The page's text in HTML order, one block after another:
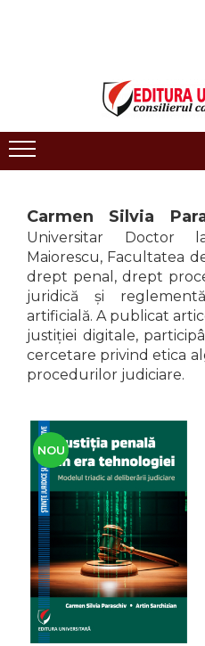
COLECȚII DE CARTE
RELIGIE ȘI FILOSOFIE
ARTE - MULTIMEDIA
SOCIOLOGIE ȘI ȘTIINȚELE
COMUNICĂRII
PSIHOLOGIE
RELAȚII INTERNAȚIONALE ȘI
DIPLOMAȚIE
ȘTIINȚE ALE EDUCAȚIEI
PAMÂNTUL - CASA NOASTRĂ
MEDICINĂ
ȘTIINȚE ECONOMICE
ȘTIINȚE EXACTE
EDUCAȚIE FIZICĂ ȘI SPORT
PREUNIVERSITARIA
TIMP LIBER
ÎN CURS DE APARIȚIE
NOUTĂȚI
PACHETE DE STUDIU
PROMOȚIILE LUNII
Filologie
Religie și filosofie
Arte și multimedia
Reviste
Proceedings
Open Access
Acreditare CNCS
Referenţi
Cariere
Livrare
Politica de Retur
Formular de Retur
Distribuitori
Evenimente - Lansări
Regulament Campanii
Promotionale
Carmen Silvia
Universitar Doctor
Maiorescu, Facultatea
drept penal, drept
juridică și
artificială. A publicat
justiției digitale,
cercetare privind etica
procedurilor judiciare.
NOU